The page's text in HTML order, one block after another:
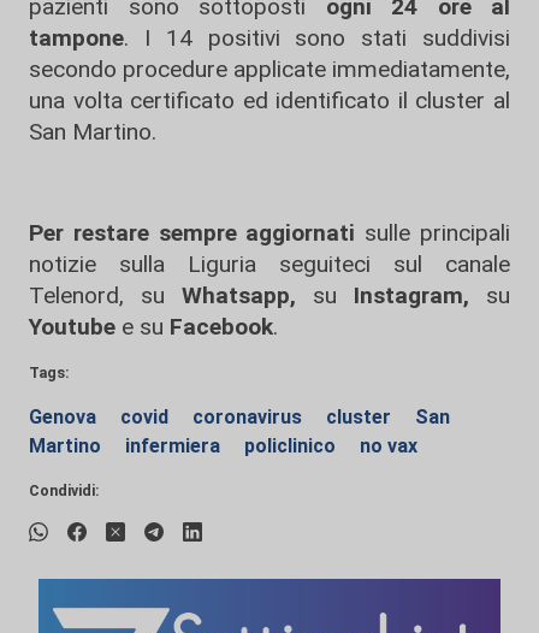
pazienti sono sottoposti ogni 24 ore al
tampone. I 14 positivi sono stati suddivisi
secondo procedure applicate immediatamente,
una volta certificato ed identificato il cluster al
San Martino.
Per restare sempre aggiornati sulle principali
notizie sulla Liguria seguiteci sul canale
Telenord, su
Whatsapp, su Instagram, su
Youtube e su Facebook.
Tags:
Genova covid coronavirus cluster
San
Martino
infermiera policlinico no vax
Condividi: